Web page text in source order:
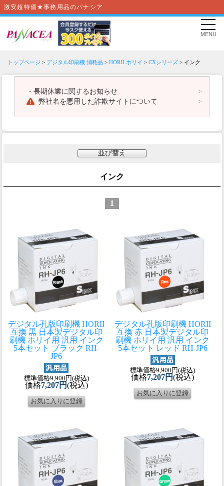
激安超特価★事務用品のパナシア
MENU
トップページ > デジタル印刷機 消耗品 > HORII ホリイ > CXシリーズ > インク
・ 長期休業に関するお知らせ
弊社名を悪用した詐欺サイトについて
並び替え
インク
1
デジタル孔版印刷機 HORII
互換 黒 日本製デジタル印
刷機 ホリイ用 汎用 インク
5本セット ブラック RH-
JP6
標準価格9,900円(税込)
価格7,207円(税込)
デジタル孔版印刷機 HORII
互換 赤 日本製デジタル印
刷機 ホリイ用 汎用 インク
5本セット レッド RH-JP6
標準価格9,900円(税込)
価格7,207円(税込)